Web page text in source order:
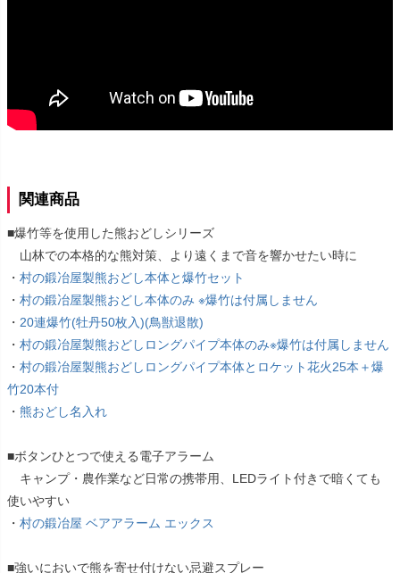
関連商品
■爆竹等を使用した熊おどしシリーズ
山林での本格的な熊対策、より遠くまで音を響かせたい時に
・ 村の鍛冶屋製熊おどし本体と爆竹セット
・ 村の鍛冶屋製熊おどし本体のみ ※爆竹は付属しません
・ 20連爆竹(牡丹50枚入)(鳥獣退散)
・ 村の鍛冶屋製熊おどしロングパイプ本体のみ※爆竹は付属しません
・ 村の鍛冶屋製熊おどしロングパイプ本体とロケット花火25本＋爆
竹20本付
・ 熊おどし名入れ
■ボタンひとつで使える電子アラーム
キャンプ・農作業など日常の携帯用、LEDライト付きで暗くても
使いやすい
・ 村の鍛冶屋 ベアアラーム エックス
■強いにおいで熊を寄せ付けない忌避スプレー